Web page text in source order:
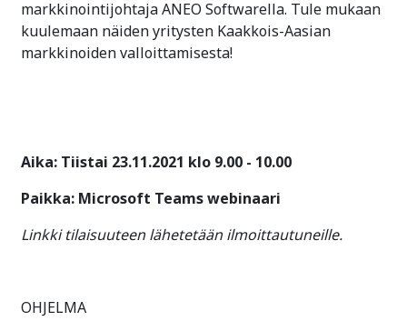
markkinointijohtaja ANEO Softwarella. Tule mukaan
kuulemaan näiden yritysten Kaakkois-Aasian
markkinoiden valloittamisesta!
Aika: Tiistai 23.11.2021 klo 9.00 - 10.00
Paikka: Microsoft Teams webinaari
Linkki tilaisuuteen lähetetään ilmoittautuneille.
OHJELMA